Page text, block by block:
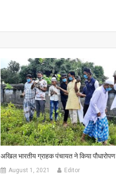
अखिल भारतीय ग्राहक पंचायत ने किया पौधारोपण
August 1, 2021 Editor